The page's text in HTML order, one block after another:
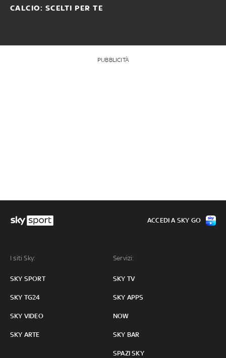
CALCIO: SCELTI PER TE
PUBBLICITÀ
I siti Sky:
SKY SPORT
SKY TG24
SKY VIDEO
SKY ARTE
Servizi:
SKY TV
SKY APPS
NOW
SKY BAR
SPAZI SKY
ACCEDI A SKY GO